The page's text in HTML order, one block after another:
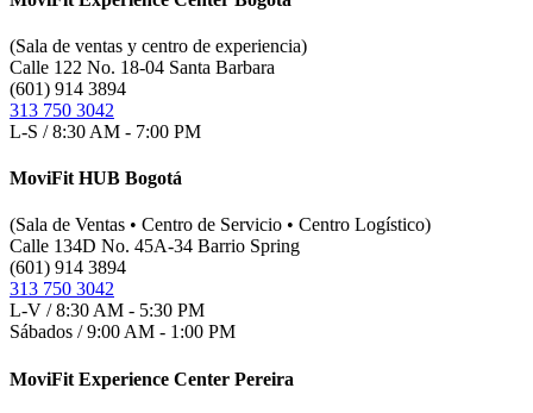
(Sala de ventas y centro de experiencia)
Calle 122 No. 18-04 Santa Barbara
(601) 914 3894
313 750 3042
L-S / 8:30 AM - 7:00 PM
MoviFit HUB Bogotá
(Sala de Ventas • Centro de Servicio • Centro Logístico)
Calle 134D No. 45A-34 Barrio Spring
(601) 914 3894
313 750 3042
L-V / 8:30 AM - 5:30 PM
Sábados / 9:00 AM - 1:00 PM
MoviFit Experience Center Pereira